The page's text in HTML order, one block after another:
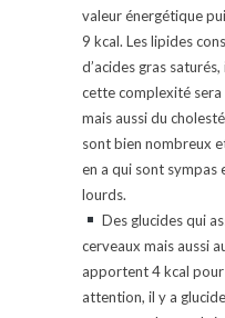
valeur énergétique
9 kcal. Les lipides
d’acides gras
cette complexité
mais aussi du
sont bien nombreux
en a qui sont sympas
lourds.
Des glucides qui
cerveaux mais aussi
apportent 4 kcal
attention, il y a